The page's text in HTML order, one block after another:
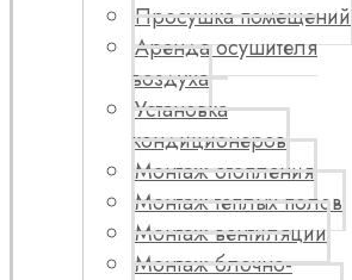
Просушка помещений
Аренда осушителя
воздуха
Установка
кондиционеров
Монтаж отопления
Монтаж теплых полов
Монтаж вентиляции
Монтаж блочно-